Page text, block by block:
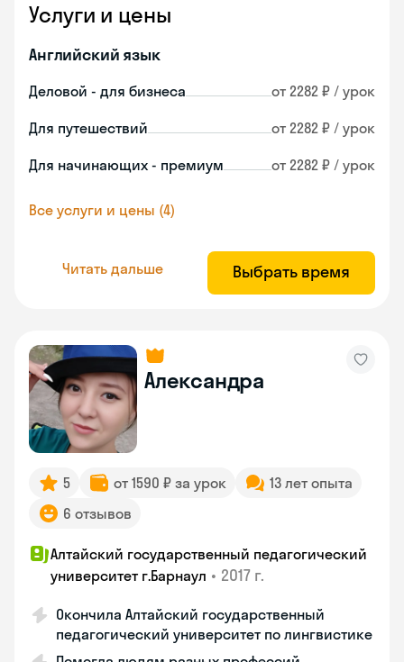
Услуги и цены
Английский язык
Деловой - для бизнеса от 2282 ₽ / урок
Для путешествий от 2282 ₽ / урок
Для начинающих - премиум от 2282 ₽ / урок
Все услуги и цены (4)
Читать дальше Выбрать время
Александра
5 от 1590 ₽ за урок
13 лет опыта
6 отзывов
Алтайский государственный педагогический
университет г.Барнаул • 2017 г.
Окончила Алтайский государственный
педагогический университет по лингвистике